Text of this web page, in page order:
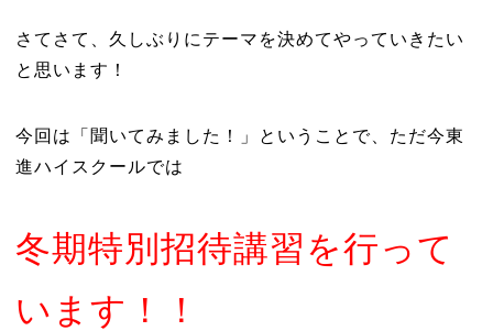
さてさて、久しぶりにテーマを決めてやっていきたい
と思います！
今回は「聞いてみました！」ということで、ただ今東
進ハイスクールでは
冬期特別招待講習を行って
います！！